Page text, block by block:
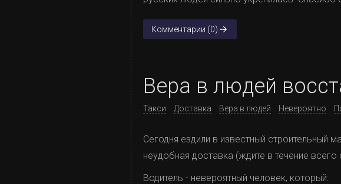
Комментарии (0)
Вера в людей
Такси Доставка Вера в людей Невероятно
Сегодня ездили в известный строительный
неудобная доставка (ждите в течение
Водитель - невероятный человек, который: